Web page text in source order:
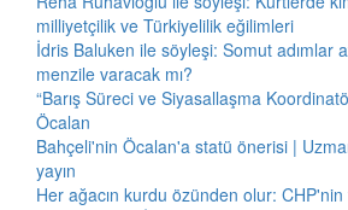
milliyetçilik ve Türkiyelilik eğilimleri
İdris Baluken ile söyleşi: Somut adımlar
menzile varacak mı?
“Barış Süreci ve Siyasallaşma
Öcalan
Bahçeli'nin Öcalan'a statü önerisi |
yayın
Her ağacın kurdu özünden olur: